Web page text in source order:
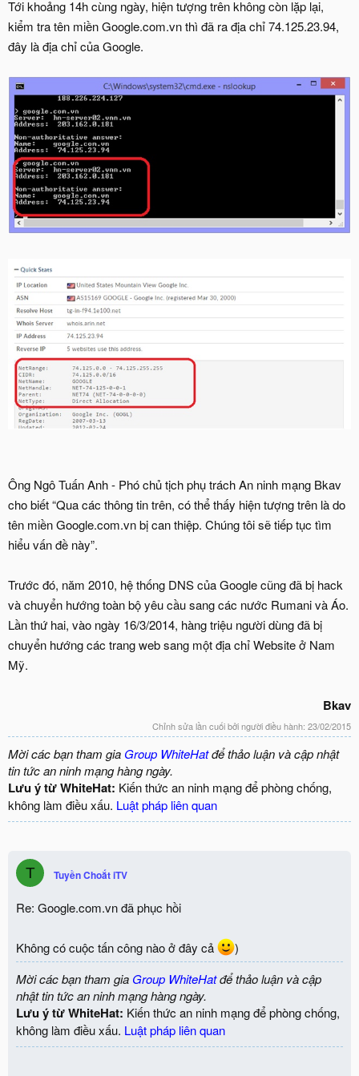
Tới khoảng 14h cùng ngày, hiện tượng trên không còn lặp lại,
kiểm tra tên miền Google.com.vn thì đã ra địa chỉ 74.125.23.94,
đây là địa chỉ của Google.
Ông Ngô Tuấn Anh - Phó chủ tịch phụ trách An ninh mạng Bkav
cho biết “Qua các thông tin trên, có thể thấy hiện tượng trên là do
tên miền Google.com.vn bị can thiệp. Chúng tôi sẽ tiếp tục tìm
hiểu vấn đề này”.
Trước đó, năm 2010, hệ thống DNS của Google cũng đã bị hack
và chuyển hướng toàn bộ yêu cầu sang các nước Rumani và Áo.
Lần thứ hai, vào ngày 16/3/2014, hàng triệu người dùng đã bị
chuyển hướng các trang web sang một địa chỉ Website ở Nam
Mỹ.
Bkav
Chỉnh sửa lần cuối bởi người điều hành: 23/02/2015
Mời các bạn tham gia Group WhiteHatđể thảo luận và cập nhật
tin tức an ninh mạng hàng ngày.
Lưu ý từ WhiteHat: Kiến thức an ninh mạng để phòng chống,
không làm điều xấu. Luật pháp liên quan
T Tuyền Choắt iTV
Re: Google.com.vn đã phục hồi
Không có cuộc tấn công nào ở đây cả
)
Mời các bạn tham gia Group WhiteHatđể thảo luận và cập
nhật tin tức an ninh mạng hàng ngày.
Lưu ý từ WhiteHat: Kiến thức an ninh mạng để phòng chống,
không làm điều xấu. Luật pháp liên quan